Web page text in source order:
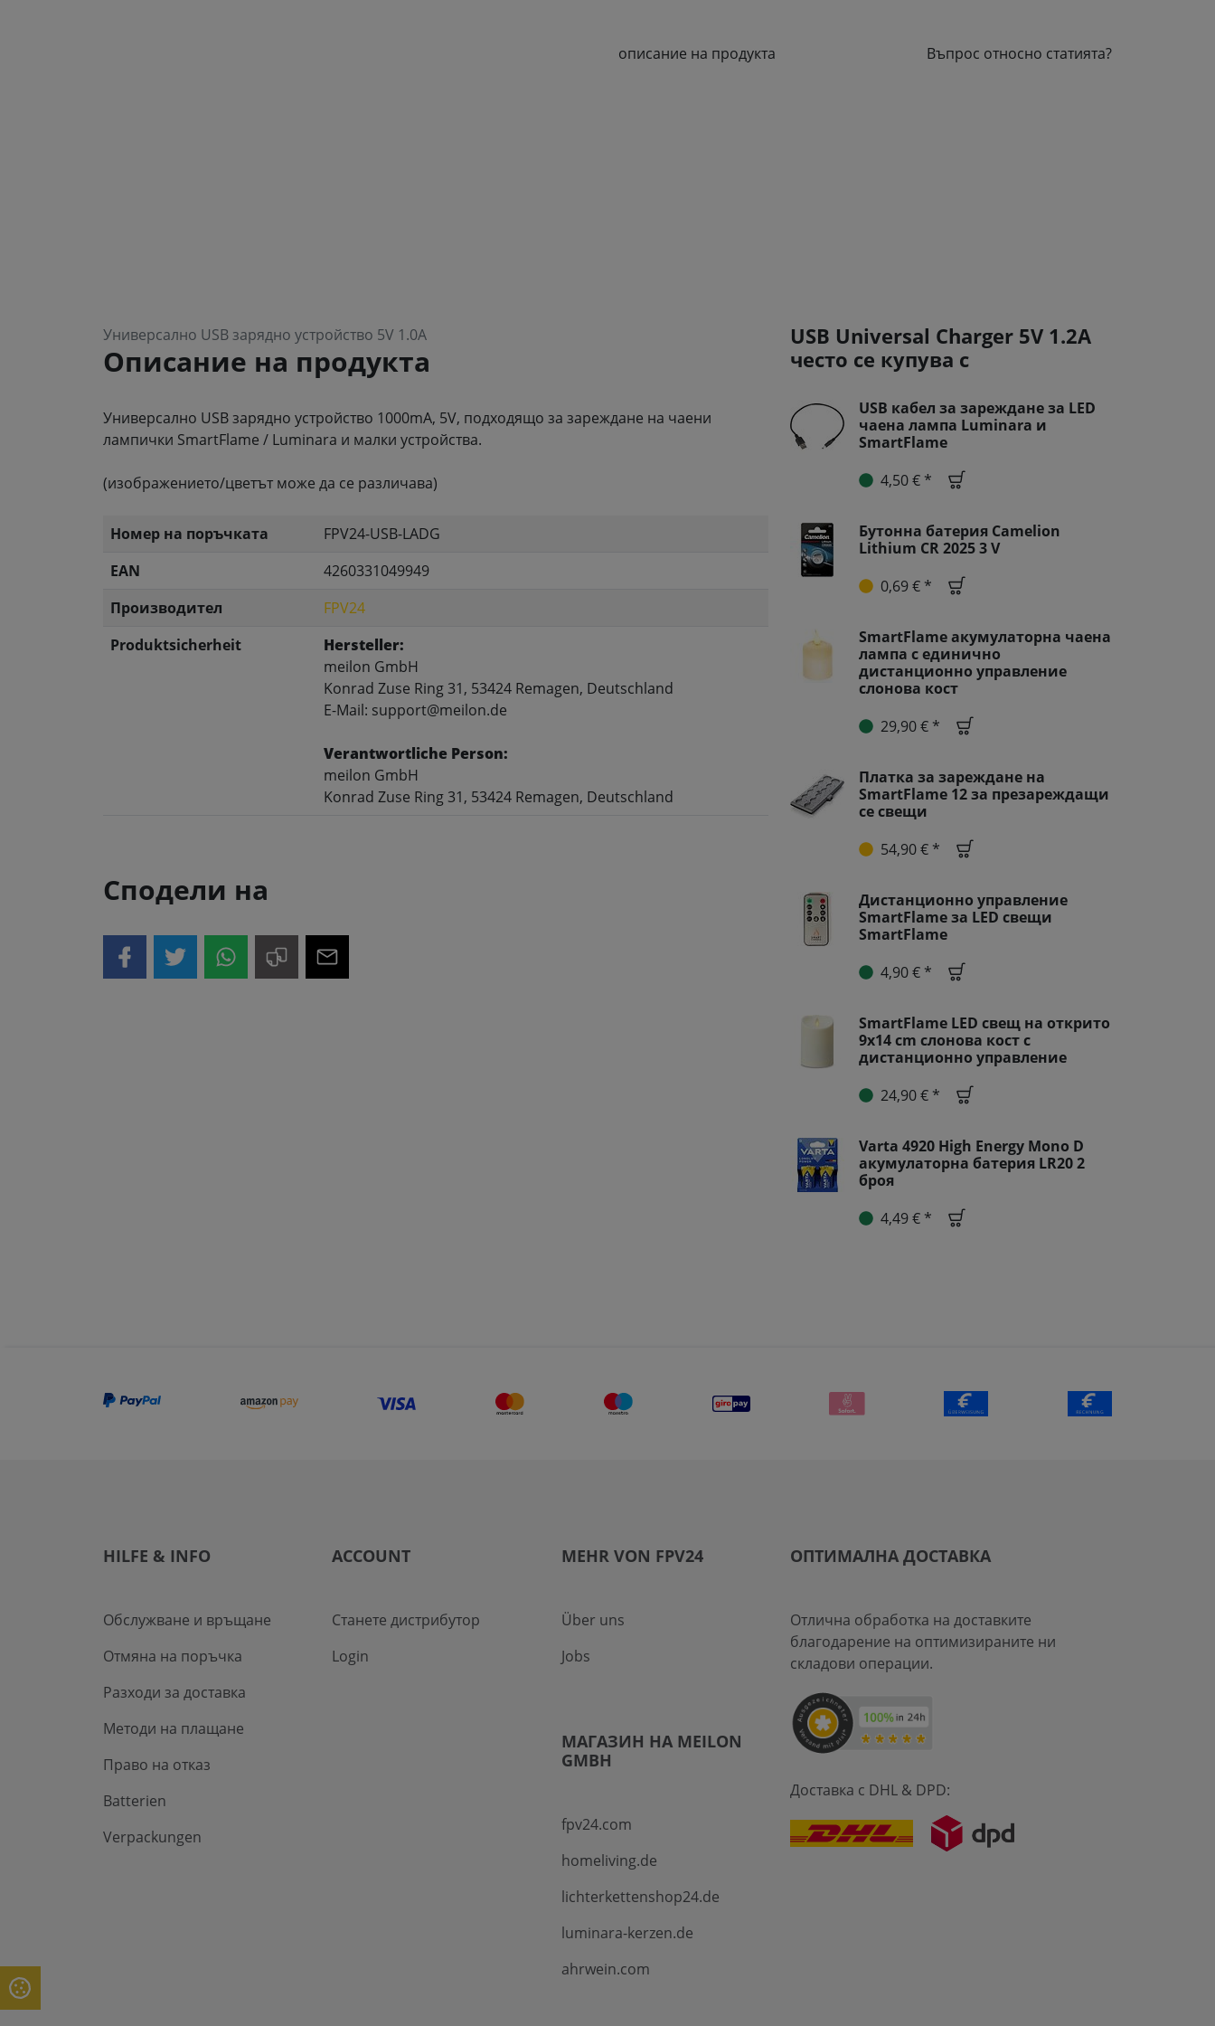
описание на продукта Въпрос относно статията?
Универсално USB зарядно устройство 5V 1.0A
Описание на продукта
Универсално USB зарядно устройство 1000mA, 5V, подходящо за зареждане на чаени
лампички SmartFlame / Luminara и малки устройства.
(изображението/цветът може да се различава)
Номер на поръчката
FPV24-USB-LADG
EAN
4260331049949
Производител
FPV24
Produktsicherheit
Hersteller:
meilon GmbH
Konrad Zuse Ring 31, 53424 Remagen, Deutschland
E-Mail: support@meilon.de
Verantwortliche Person:
meilon GmbH
Konrad Zuse Ring 31, 53424 Remagen, Deutschland
Сподели на
USB Universal Charger 5V 1.2A
често се купува с
USB кабел за зареждане за LED
чаена лампа Luminara и
SmartFlame
4,50 € *
Бутонна батерия Camelion
Lithium CR 2025 3 V
0,69 € *
SmartFlame акумулаторна чаена
лампа с единично
дистанционно управление
слонова кост
29,90 € *
Платка за зареждане на
SmartFlame 12 за презареждащи
се свещи
54,90 € *
Дистанционно управление
SmartFlame за LED свещи
SmartFlame
4,90 € *
SmartFlame LED свещ на открито
9x14 cm слонова кост с
дистанционно управление
24,90 € *
Varta 4920 High Energy Mono D
акумулаторна батерия LR20 2
броя
4,49 € *
HILFE & INFO
Обслужване и връщане
Отмяна на поръчка
Разходи за доставка
Методи на плащане
Право на отказ
Batterien
Verpackungen
ACCOUNT
Станете дистрибутор
Login
MEHR VON FPV24
Über uns
Jobs
МАГАЗИН НА MEILON
GMBH
fpv24.com
homeliving.de
lichterkettenshop24.de
luminara-kerzen.de
ahrwein.com
ОПТИМАЛНА ДОСТАВКА
Отлична обработка на доставките
благодарение на оптимизираните ни
складови операции.
Доставка с DHL & DPD: